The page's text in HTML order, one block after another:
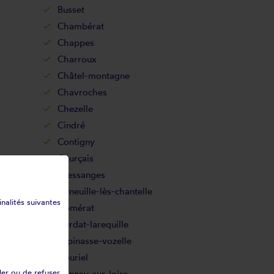
Busset
Chambérat
Chappes
Charroux
Châtel-montagne
Chavroches
Chezelle
Cindré
Contigny
Courçais
Cressanges
Deneuille-lès-chantelle
Domérat
Durdat-larequille
Espinasse-vozelle
Fleuriel
suivantes